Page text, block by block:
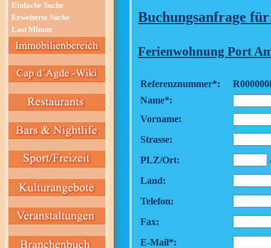
Einfache Suche
Erweiterte Suche
Last Minute
Buchungsanfrage
Ferienwohnung Port
Referenznummer*:
Name*:
Vorname:
Strasse:
PLZ/Ort:
Land:
Telefon:
Fax:
E-Mail*: